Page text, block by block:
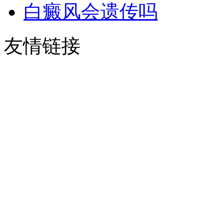
白癜风会遗传吗
友情链接